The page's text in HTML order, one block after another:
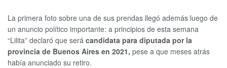
La primera foto sobre una de sus prendas llegó además luego de
un anuncio político importante: a principios de esta semana
“Lilita” declaró que será candidata para diputada por la
provincia de Buenos Aires en 2021, pese a que meses atrás
había anunciado su retiro.